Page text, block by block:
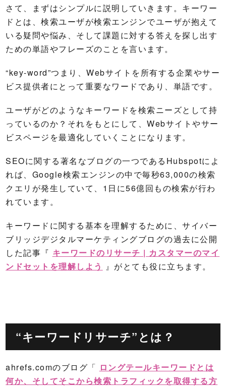
さて、まずはシンプルに説明していきます。キーワー
ドとは、検索ユーザが検索エンジンでユーザが抱えて
いる疑問や悩み、そして課題に対する答えを探し出す
ための単語やフレーズのことを言います。
“key-word”つまり、Webサイトを所有する企業やサー
ビス提供者にとって重要なワードであり、単語です。
ユーザがどのようなキーワードを検索ニーズとして持
っているのか？それをもとにして、Webサイトやサー
ビスページを最適化していくことになります。
SEOに関する著名なブログの一つであるHubspotによ
れば、Google検索エンジンの中で毎秒63,000の検索
クエリが発生していて、1日に56億回もの検索が行わ
れています。
キーワードに関する基本を理解するために、サイバー
ブリッジデジタルマーケティングブログの過去に公開
した記事『 キーワードのリサーチ | カスタマーのマイ
ンドセットを理解しよう 』がとても役に立ちます。
“キーワードリサーチ”とは？
ahrefs.comのブログ「 ロングテールキーワードとは
何か、そしてそこから検索トラフィックを取得する方